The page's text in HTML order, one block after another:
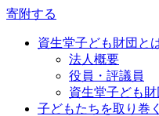
寄附する
資生堂子ども財団と
法人概要
役員・評議員
資生堂子ども
子どもたちを取り巻